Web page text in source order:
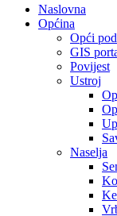
Naslovna
Općina
Opći
GIS
Povijest
Ustroj
Naselja